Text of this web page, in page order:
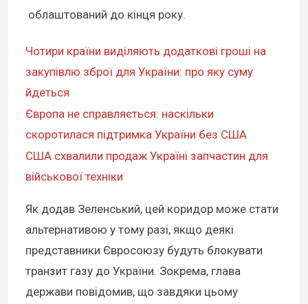
облаштований до кінця року.
Чотири країни виділяють додаткові гроші на
закупівлю зброї для України: про яку суму
йдеться
Європа не справляється: наскільки
скоротилася підтримка України без США
США схвалили продаж Україні запчастин для
військової техніки
Як додав Зеленський, цей коридор може стати
альтернативою у тому разі, якщо деякі
представники Євросоюзу будуть блокувати
транзит газу до України. Зокрема, глава
держави повідомив, що завдяки цьому